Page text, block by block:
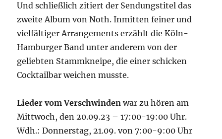
Und schließlich zitiert der Sendungstitel das
zweite Album von Noth. Inmitten feiner und
vielfältiger Arrangements erzählt die Köln-
Hamburger Band unter anderem von der
geliebten Stammkneipe, die einer schicken
Cocktailbar weichen musste.
Lieder vom Verschwindenwar zu hören am
Mittwoch, den 20.09.23 – 17:00-19:00 Uhr.
Wdh.: Donnerstag, 21.09. von 7:00-9:00 Uhr